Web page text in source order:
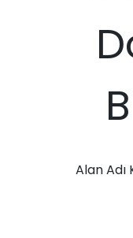
Alan Adı